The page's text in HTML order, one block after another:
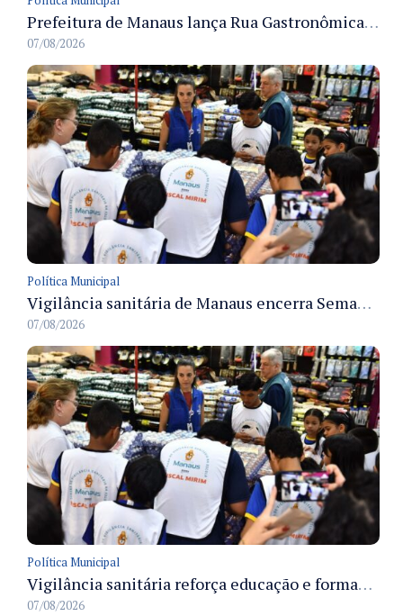
Prefeitura de Manaus lança Rua Gastronômica preservando as 17 árvores da Ferreira Pena no Centro
07/08/2026
Política Municipal
Vigilância sanitária de Manaus encerra Semana da Vigilância com painel para médicos recém-formados e projeto Fiscal Mirim
07/08/2026
Política Municipal
Vigilância sanitária reforça educação e formação de médicos em Manaus na Semana da Vigilância 2026
07/08/2026